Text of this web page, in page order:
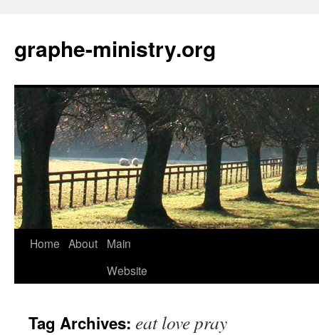
content
graphe-ministry.org
Home About
Main
Website
Tag Archives: eat love pray